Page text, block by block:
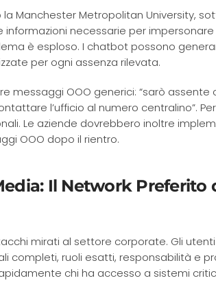
Manchester Metropolitan University,
informazioni necessarie per impersonare
è esploso. I chatbot possono
per ogni assenza rilevata.
messaggi OOO generici: “sarò assente
l’ufficio al numero centralino”.
Le aziende dovrebbero inoltre
OOO dopo il rientro.
Il Network Preferito
mirati al settore corporate. Gli utenti
completi, ruoli esatti, responsabilità e
chi ha accesso a sistemi